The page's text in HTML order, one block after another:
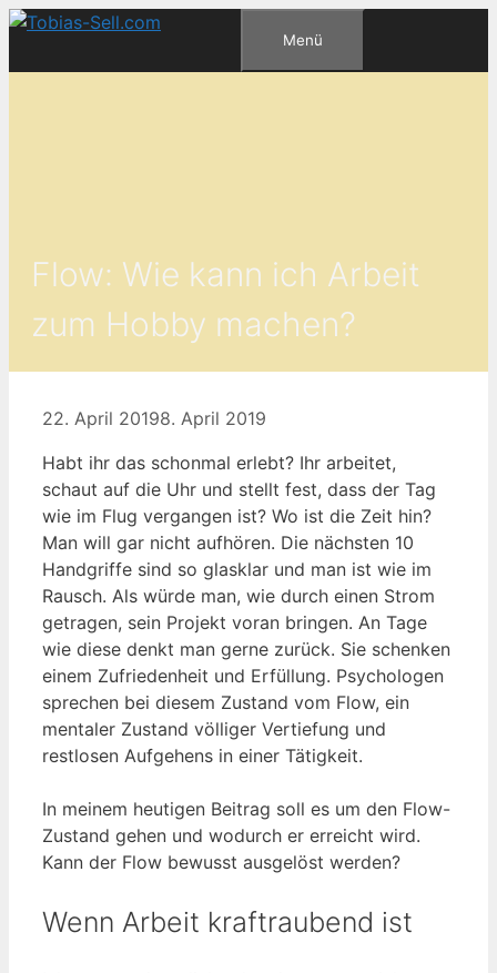
Zum
springen
Menü
Flow: Wie kann ich Arbeit
zum Hobby machen?
22. April 20198. April 2019
Habt ihr das schonmal erlebt? Ihr arbeitet,
schaut auf die Uhr und stellt fest, dass der Tag
wie im Flug vergangen ist? Wo ist die Zeit hin?
Man will gar nicht aufhören. Die nächsten 10
Handgriffe sind so glasklar und man ist wie im
Rausch. Als würde man, wie durch einen Strom
getragen, sein Projekt voran bringen. An Tage
wie diese denkt man gerne zurück. Sie schenken
einem Zufriedenheit und Erfüllung. Psychologen
sprechen bei diesem Zustand vom Flow, ein
mentaler Zustand völliger Vertiefung und
restlosen Aufgehens in einer Tätigkeit.
In meinem heutigen Beitrag soll es um den Flow-
Zustand gehen und wodurch er erreicht wird.
Kann der Flow bewusst ausgelöst werden?
Wenn Arbeit kraftraubend ist